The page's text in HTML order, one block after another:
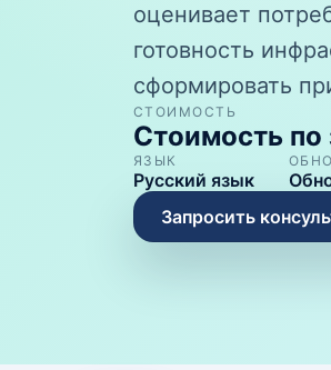
оценивает
готовность
сформировать
СТОИМОСТЬ
Стоимость по
ЯЗЫК
Русский язык
Запросить